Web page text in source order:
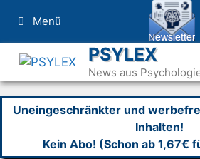
Inhalt
springen
Menü
PSYLEX
News aus
Uneingeschränkter und
Inhalten!
Kein Abo! (Schon ab 1,67€